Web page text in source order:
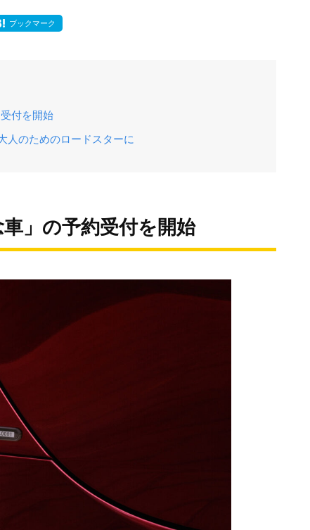
ブックマーク
付を開始
人のためのロードスターに
車」の予約受付を開始